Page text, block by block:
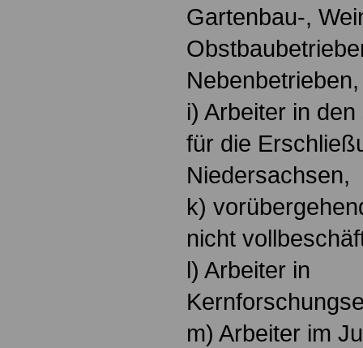
Gartenbau-,
Nebenbetrieben,
i) Arbeiter in
für die
Niedersachsen,
k)
nicht
l) Arbeiter in
m) Arbeiter im